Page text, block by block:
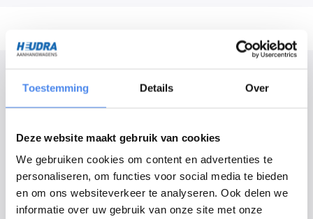
Toestemming Details Over
Deze website maakt gebruik van cookies
We gebruiken cookies om content en advertenties te
personaliseren, om functies voor social media te bieden
en om ons websiteverkeer te analyseren. Ook delen we
informatie over uw gebruik van onze site met onze
als bouwpakket, dat bestaat uit een stalen frame met aluminium planken,
op aanvraag). De standaard kleur van de huif is antraciet, andere kleuren
zijn mogelijk op aanvraag.